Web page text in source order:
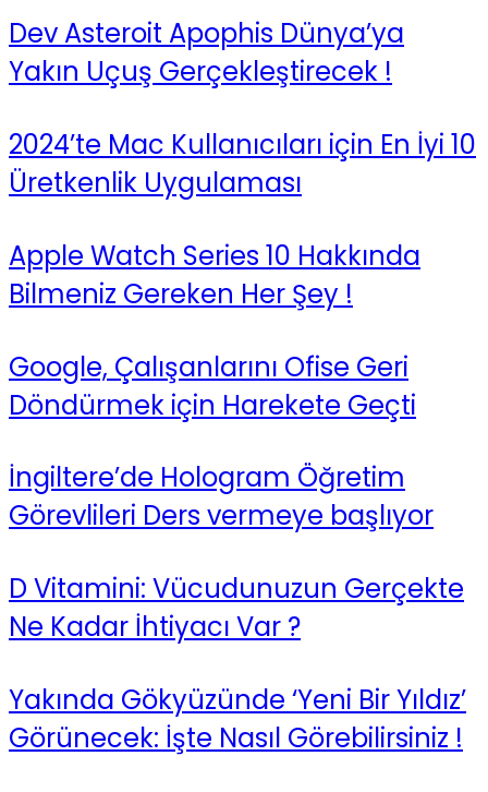
Dev Asteroit Apophis Dünya’ya
Yakın Uçuş Gerçekleştirecek !
2024’te Mac Kullanıcıları için En İyi 10
Üretkenlik Uygulaması
Apple Watch Series 10 Hakkında
Bilmeniz Gereken Her Şey !
Google, Çalışanlarını Ofise Geri
Döndürmek için Harekete Geçti
İngiltere’de Hologram Öğretim
Görevlileri Ders vermeye başlıyor
D Vitamini: Vücudunuzun Gerçekte
Ne Kadar İhtiyacı Var ?
Yakında Gökyüzünde ‘Yeni Bir Yıldız’
Görünecek: İşte Nasıl Görebilirsiniz !